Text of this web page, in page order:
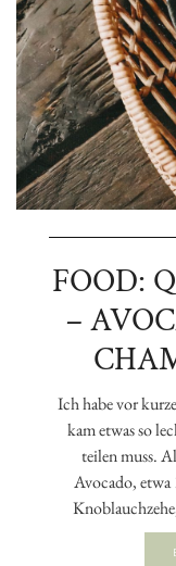
FOOD:
–
Ich habe vor
kam etwas so
teilen muss.
Avocado,